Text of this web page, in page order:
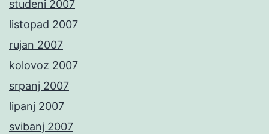
studeni 2007
listopad 2007
rujan 2007
kolovoz 2007
srpanj 2007
lipanj 2007
svibanj 2007